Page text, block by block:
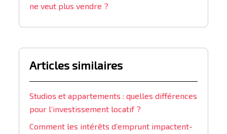
ne veut plus vendre ?
Articles similaires
Studios et appartements : quelles différences
pour l’investissement locatif ?
Comment les intérêts d’emprunt impactent-